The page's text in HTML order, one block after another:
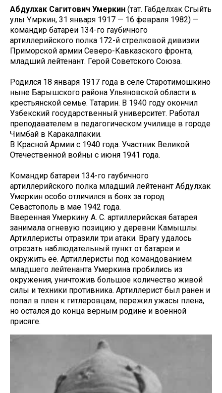
Абдулхак Сагитович Умеркин (тат. Габделхак Сәгыйть
улы Үмәркин, 31 января 1917 — 16 февраля 1982) —
командир батареи 134-го гаубичного
артиллерийского полка 172-й стрелковой дивизии
Приморской армии Северо-Кавказского фронта,
младший лейтенант. Герой Советского Союза.
Родился 18 января 1917 года в селе Старотимошкино
ныне Барышского района Ульяновской области в
крестьянской семье. Татарин. В 1940 году окончил
Узбекский государственный университет. Работал
преподавателем в педагогическом училище в городе
Чимбай в Каракалпакии.
В Красной Армии с 1940 года. Участник Великой
Отечественной войны с июня 1941 года.
Командир батареи 134-го гаубичного
артиллерийского полка младший лейтенант Абдулхак
Умеркин особо отличился в боях за город
Севастополь в мае 1942 года.
Вверенная Умеркину А. С. артиллерийская батарея
занимала огневую позицию у деревни Камышлы.
Артиллеристы отразили три атаки. Врагу удалось
отрезать наблюдательный пункт от батареи и
окружить её. Артиллеристы под командованием
младшего лейтенанта Умеркина пробились из
окружения, уничтожив большое количество живой
силы и техники противника. Артиллерист был ранен и
попал в плен к гитлеровцам, пережил ужасы плена,
но остался до конца верным родине и военной
присяге.